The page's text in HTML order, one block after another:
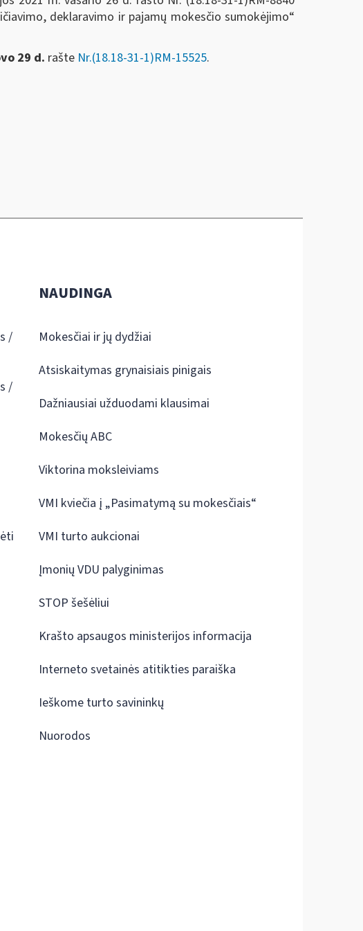
deklaravimo ir pajamų mokesčio sumokėjimo“
29 d. rašte Nr.(18.18-31-1)RM-15525.
/
/
NAUDINGA
Mokesčiai ir jų dydžiai
Atsiskaitymas grynaisiais pinigais
Dažniausiai užduodami klausimai
Mokesčių ABC
Viktorina moksleiviams
VMI kviečia į „Pasimatymą su mokesčiais“
VMI turto aukcionai
Įmonių VDU palyginimas
STOP šešėliui
Krašto apsaugos ministerijos informacija
Interneto svetainės atitikties paraiška
Ieškome turto savininkų
Nuorodos